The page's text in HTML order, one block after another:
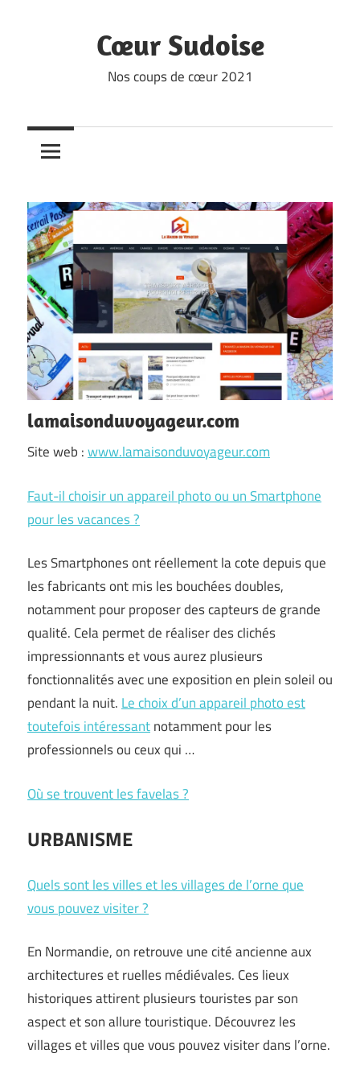
Cœur Sudoise
Nos coups de cœur 2021
lamaisonduvoyageur.com
Site web :www.lamaisonduvoyageur.com
Faut-il choisir un appareil photo ou un Smartphone
pour les vacances ?
Les Smartphones ont réellement la cote depuis que
les fabricants ont mis les bouchées doubles,
notamment pour proposer des capteurs de grande
qualité. Cela permet de réaliser des clichés
impressionnants et vous aurez plusieurs
fonctionnalités avec une exposition en plein soleil ou
pendant la nuit. Le choix d’un appareil photo est
toutefois intéressantnotamment pour les
professionnels ou ceux qui …
Où se trouvent les favelas ?
URBANISME
Quels sont les villes et les villages de l’orne que
vous pouvez visiter ?
En Normandie, on retrouve une cité ancienne aux
architectures et ruelles médiévales. Ces lieux
historiques attirent plusieurs touristes par son
aspect et son allure touristique. Découvrez les
villages et villes que vous pouvez visiter dans l’orne.